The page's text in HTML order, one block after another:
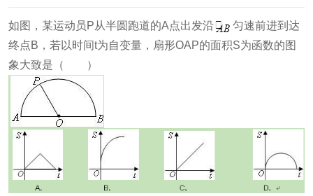
如图，某运动员P从半圆跑道的A点出发沿
匀速前进到达
终点B，若以时间t为自变量，扇形OAP的面积S为函数的图
象大致是（ ）